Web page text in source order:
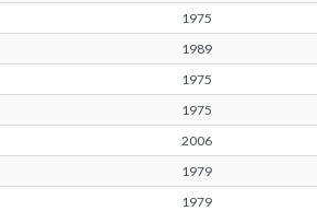
1975
1989
1975
1975
2006
1979
1979